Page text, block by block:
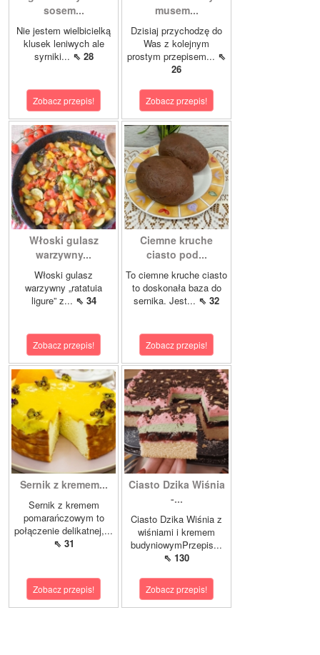
sosem...
Nie jestem wielbicielką
klusek leniwych ale
syrniki... ⇖ 28
Zobacz przepis!
musem...
Dzisiaj przychodzę do
Was z kolejnym
prostym przepisem... ⇖
26
Zobacz przepis!
Włoski gulasz
warzywny...
Włoski gulasz
warzywny „ratatuia
ligure” z... ⇖ 34
Zobacz przepis!
Ciemne kruche
ciasto pod...
To ciemne kruche ciasto
to doskonała baza do
sernika. Jest... ⇖ 32
Zobacz przepis!
Sernik z kremem...
Sernik z kremem
pomarańczowym to
połączenie delikatnej,...
⇖ 31
Zobacz przepis!
Ciasto Dzika Wiśnia
-...
Ciasto Dzika Wiśnia z
wiśniami i kremem
budyniowymPrzepis...
⇖ 130
Zobacz przepis!